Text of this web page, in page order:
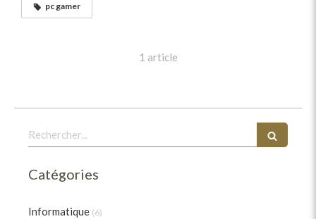
pc gamer
1 article
Rechercher
Catégories
Informatique (6)